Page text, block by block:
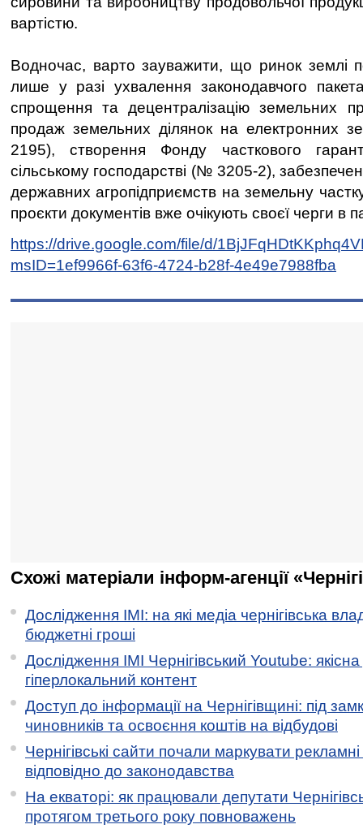
вартістю.
Водночас, варто зауважити, що ринок землі
лише у разі ухвалення законодавчого
спрощення та децентралізацію
продаж земельних ділянок на електронних
2195), створення Фонду часткового
сільському господарстві (№ 3205-2),
державних агропідприємств на земельну
проєкти документів вже очікують своєї черги в
https://drive.google.com/file/d/
msID=1ef9966f-63f6-4724-b28f-4e49e7988fba
Схожі матеріали інформ-агенції
Дослідження ІМІ: на які медіа чернігівська
бюджетні гроші
Дослідження ІМІ Чернігівський Youtube:
гіперлокальний контент
Доступ до інформації на Чернігівщині: під
чиновників та освоєння коштів на відбудові
Чернігівські сайти почали маркувати
відповідно до законодавства
На екваторі: як працювали депутати
протягом третього року повноважень